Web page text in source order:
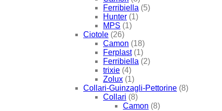
Ferribiella (5)
Hunter (1)
MPS (1)
Ciotole (26)
Camon (18)
Ferplast (1)
Ferribiella (2)
trixie (4)
Zolux (1)
Collari-Guinzagli-Pettorine (8)
Collari (8)
Camon (8)